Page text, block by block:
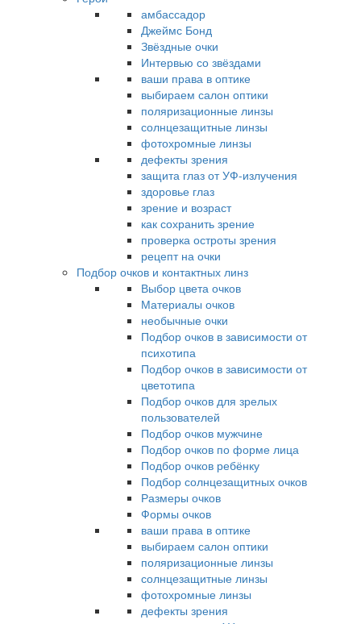
амбассадор
Джеймс Бонд
Звёздные очки
Интервью со звёздами
ваши права в оптике
выбираем салон оптики
поляризационные линзы
солнцезащитные линзы
фотохромные линзы
дефекты зрения
защита глаз от УФ-излучения
здоровье глаз
зрение и возраст
как сохранить зрение
проверка остроты зрения
рецепт на очки
Подбор очков и контактных линз
Выбор цвета очков
Материалы очков
необычные очки
Подбор очков в зависимости от
психотипа
Подбор очков в зависимости от
цветотипа
Подбор очков для зрелых
пользователей
Подбор очков мужчине
Подбор очков по форме лица
Подбор очков ребёнку
Подбор солнцезащитных очков
Размеры очков
Формы очков
ваши права в оптике
выбираем салон оптики
поляризационные линзы
солнцезащитные линзы
фотохромные линзы
дефекты зрения